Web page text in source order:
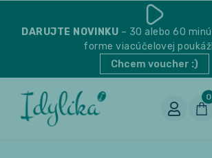
DARUJTE NOVINKU – 30 alebo 60
forme viacúčelovej
Chcem voucher :)
0